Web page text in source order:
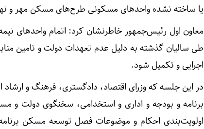
یا ساخته نشده واحدهای مسکونی طرح‌های مسکن مهر و
معاون اول رئیس‌جمهور خاطرنشان کرد: اتمام واحدهای
طی سالیان گذشته به دلیل عدم تعهدات دولت و تامین
اجرایی و تکمیل شود.
در این جلسه که وزرای اقتصاد، دادگستری، فرهنگ و
برنامه و بودجه و اداری و استخدامی، سخنگوی دولت و
اولویت‌بندی احکام و موضوعات فصل توسعه مسکن